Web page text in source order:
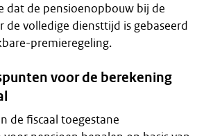
dat de pensioenopbouw bij de
de volledige diensttijd is gebaseerd
premieregeling.
voor de berekening
de fiscaal toegestane